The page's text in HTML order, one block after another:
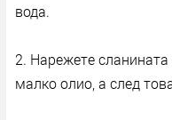
вода.
2. Нарежете
малко олио, а след